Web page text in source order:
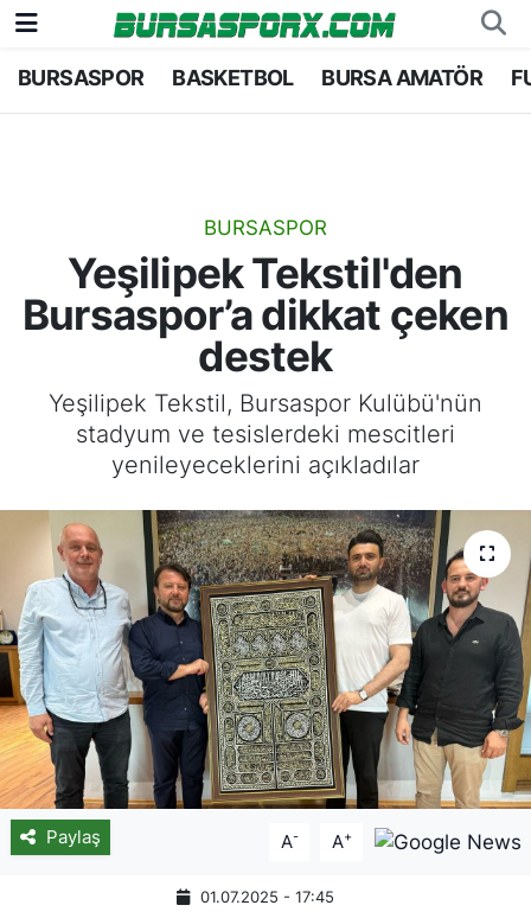
BURSASPOR BASKETBOL BURSA AMATÖR
BURSASPOR
Yeşilipek Tekstil'den
Bursaspor’a dikkat çeken
destek
Yeşilipek Tekstil, Bursaspor Kulübü'nün
stadyum ve tesislerdeki mescitleri
yenileyeceklerini açıkladılar
Paylaş A- A+
01.07.2025 - 17:45
Bursaspor
Bursa Amatör
Hentbol
Voleybol
Genel
Bursa Nöbetçi Eczaneler
Bursa Trafik Yoğunluk Haritası
TFF 1.Lig Puan Durumu ve Fikstür
Tüm Manşetler
Son Dakika Haberleri
Haber Arşivi